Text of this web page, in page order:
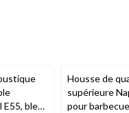
E55, bleu
Housse de
supérieure
pour